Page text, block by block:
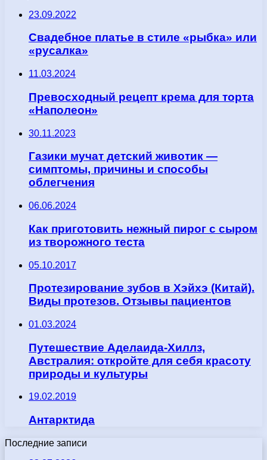
23.09.2022
Свадебное платье в стиле «рыбка» или
«русалка»
11.03.2024
Превосходный рецепт крема для торта
«Наполеон»
30.11.2023
Газики мучат детский животик —
симптомы, причины и способы
облегчения
06.06.2024
Как приготовить нежный пирог с сыром
из творожного теста
05.10.2017
Протезирование зубов в Хэйхэ (Китай).
Виды протезов. Отзывы пациентов
01.03.2024
Путешествие Аделаида-Хиллз,
Австралия: откройте для себя красоту
природы и культуры
19.02.2019
Антарктида
Последние записи